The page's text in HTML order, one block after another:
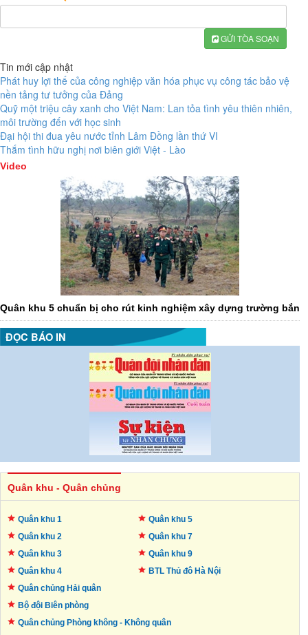
GỬI TÒA SOẠN
Tin mới cập nhật
Phát huy lợi thế của công nghiệp văn hóa phục vụ công tác bảo vệ
nền tảng tư tưởng của Đảng
Quỹ một triệu cây xanh cho Việt Nam: Lan tỏa tình yêu thiên nhiên,
môi trường đến với học sinh
Đại hội thi đua yêu nước tỉnh Lâm Đồng lần thứ VI
Thắm tình hữu nghị nơi biên giới Việt - Lào
Video
Quân khu 5 chuẩn bị cho rút kinh nghiệm xây dựng trường bắn
ĐỌC BÁO IN
Quân khu - Quân chủng
Quân khu 1
Quân khu 2
Quân khu 3
Quân khu 4
Quân khu 5
Quân khu 7
Quân khu 9
BTL Thủ đô Hà Nội
Quân chủng Hải quân
Bộ đội Biên phòng
Quân chủng Phòng không - Không quân